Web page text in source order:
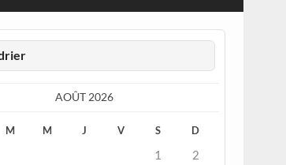
AOÛT 2026
M M J V S D
1
2